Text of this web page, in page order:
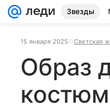
Звезды
15 января 2025 Светская
Образ